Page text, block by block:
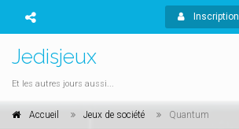
Inscription
Jedisjeux
Et les autres jours aussi...
Accueil Jeux de société Quantum